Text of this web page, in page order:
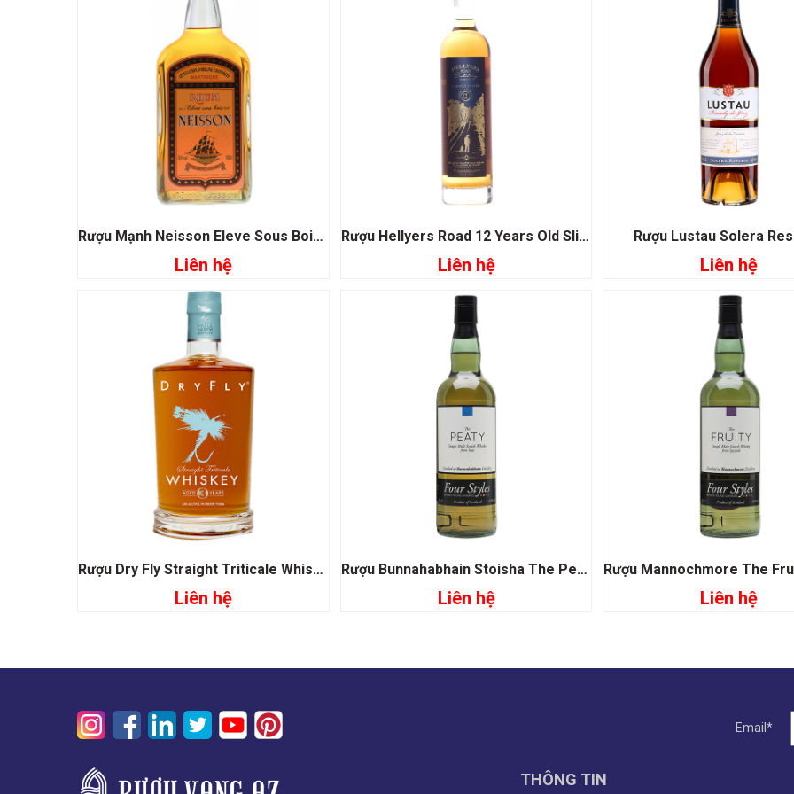
Đọc tiếp
Rượu Mạnh Neisson Eleve Sous Bois Rum
Liên hệ
Đọc tiếp
Rượu Hellyers Road 12 Years Old Slightly Peated
Liên hệ
Đọc tiếp
Rượu Lustau Solera
Liên hệ
Đọc tiếp
Rượu Dry Fly Straight Triticale Whiskey
Liên hệ
Đọc tiếp
Rượu Bunnahabhain Stoisha The Peaty Single Malt Whisky
Liên hệ
Đọc tiếp
Liên hệ
Email*
THÔNG TIN